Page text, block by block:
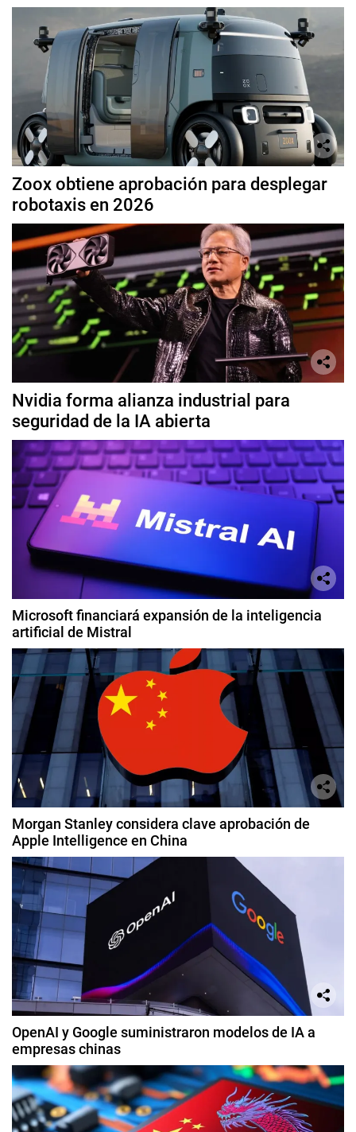
Zoox obtiene aprobación para desplegar
robotaxis en 2026
Nvidia forma alianza industrial para
seguridad de la IA abierta
Microsoft financiará expansión de la inteligencia
artificial de Mistral
Morgan Stanley considera clave aprobación de
Apple Intelligence en China
OpenAI y Google suministraron modelos de IA a
empresas chinas